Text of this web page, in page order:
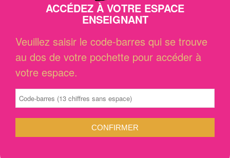
ACCÉDEZ À VOTRE ESPACE
ENSEIGNANT
Veuillez saisir le code-barres qui se trouve
au dos de votre pochette pour accéder à
votre espace.
CONFIRMER